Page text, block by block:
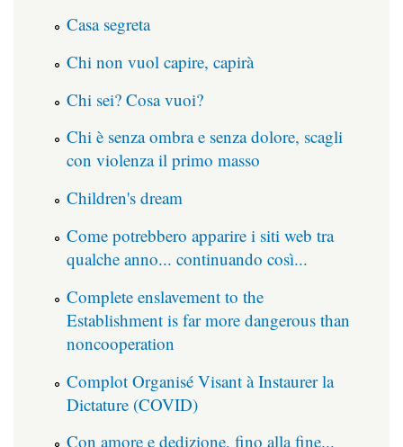
Casa segreta
Chi non vuol capire, capirà
Chi sei? Cosa vuoi?
Chi è senza ombra e senza dolore, scagli
con violenza il primo masso
Children's dream
Come potrebbero apparire i siti web tra
qualche anno... continuando così...
Complete enslavement to the
Establishment is far more dangerous than
noncooperation
Complot Organisé Visant à Instaurer la
Dictature (COVID)
Con amore e dedizione, fino alla fine...